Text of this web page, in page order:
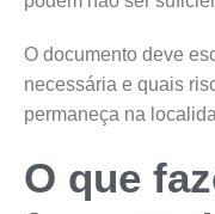
O documento deve
necessária e quais
permaneça na
O que